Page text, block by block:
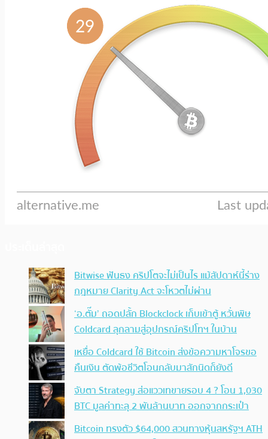
Bitwise ฟันธง คริปโตจะไม่เป็นไร แม้สัปดาห์นี้ร่าง
กฎหมาย Clarity Act จะโหวตไม่ผ่าน
‘อ.ตั๊ม’ ถอดปลั้ก Blockclock เก็บเข้าตู้ หวั่นพิษ
Coldcard ลุกลามสู่อุปกรณ์คริปโทฯ ในบ้าน
เหยื่อ Coldcard ใช้ Bitcoin ส่งข้อความหาโจรขอ
คืนเงิน ตัดพ้อชีวิตโอนกลับมาสักนิดก็ยังดี
จับตา Strategy ส่อแววเทขายรอบ 4 ? โอน 1,030
BTC มูลค่าทะลุ 2 พันล้านบาท ออกจากกระเป๋า
Bitcoin ทรงตัว $64,000 สวนทางหุ้นสหรัฐฯ ATH